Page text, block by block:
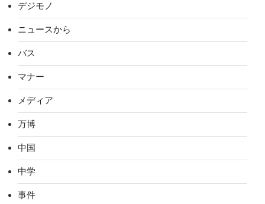
デジモノ
ニュースから
バス
マナー
メディア
万博
中国
中学
事件